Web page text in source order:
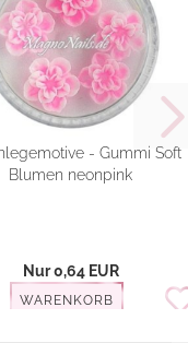
- Gummi Soft
Blumen neonpink
Nur 0,64 EUR
WARENKORB